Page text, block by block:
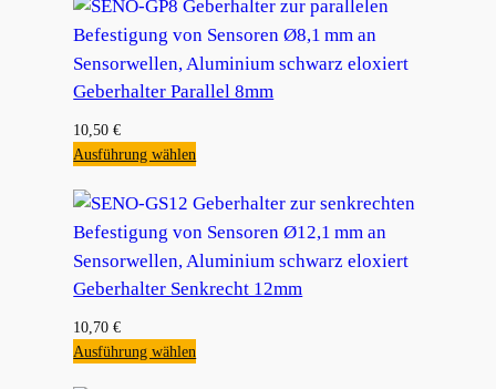
Geberhalter Parallel 8mm
10,50€
Ausführung wählen
Geberhalter Senkrecht 12mm
10,70€
Ausführung wählen